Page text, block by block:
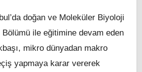
doğan ve Moleküler Biyoloji
ile eğitimine devam eden
mikro dünyadan makro
yapmaya karar vererek